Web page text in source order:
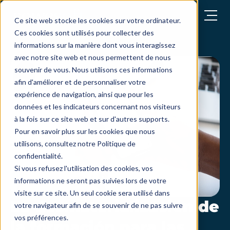
Ce site web stocke les cookies sur votre ordinateur.
Ces cookies sont utilisés pour collecter des
informations sur la manière dont vous interagissez
avec notre site web et nous permettent de nous
souvenir de vous. Nous utilisons ces informations
afin d'améliorer et de personnaliser votre
expérience de navigation, ainsi que pour les
données et les indicateurs concernant nos visiteurs
à la fois sur ce site web et sur d'autres supports.
Pour en savoir plus sur les cookies que nous
utilisons, consultez notre Politique de
confidentialité.
Si vous refusez l'utilisation des cookies, vos
informations ne seront pas suivies lors de votre
visite sur ce site. Un seul cookie sera utilisé dans
votre navigateur afin de se souvenir de ne pas suivre
vos préférences.
abrir el menú
La desmaterialización de